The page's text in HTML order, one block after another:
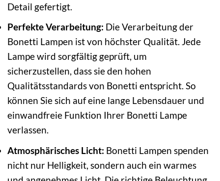
Detail gefertigt.
Perfekte Verarbeitung: Die Verarbeitung der
Bonetti Lampen ist von höchster Qualität. Jede
Lampe wird sorgfältig geprüft, um
sicherzustellen, dass sie den hohen
Qualitätsstandards von Bonetti entspricht. So
können Sie sich auf eine lange Lebensdauer und
einwandfreie Funktion Ihrer Bonetti Lampe
verlassen.
Atmosphärisches Licht: Bonetti Lampen spenden
nicht nur Helligkeit, sondern auch ein warmes